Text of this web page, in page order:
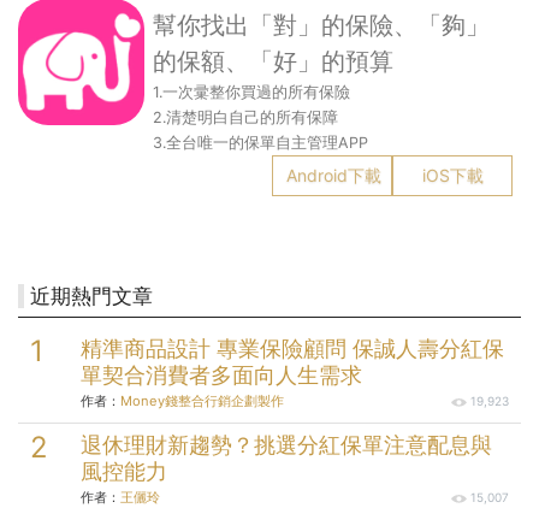
幫你找出「對」的保險、「夠」
的保額、「好」的預算
1.一次彚整你買過的所有保險
2.清楚明白自己的所有保障
3.全台唯一的保單自主管理APP
Android下載 iOS下載
近期熱門文章
精準商品設計 專業保險顧問 保誠人壽分紅保
單契合消費者多面向人生需求
作者： Money錢整合行銷企劃製作 19,923
退休理財新趨勢？挑選分紅保單注意配息與
風控能力
作者： 王儷玲 15,007